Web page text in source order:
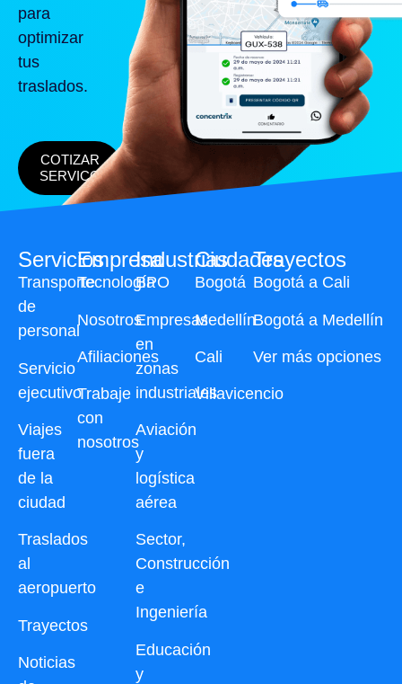
para
optimizar
tus
traslados.
COTIZAR
SERVICO
Servicios
Transporte
de
personal
Servicio
ejecutivo
Viajes
fuera
de la
ciudad
Traslados
al
aeropuerto
Trayectos
Noticias
Industrias
BPO
Empresas
en
zonas
industriales
Aviación
y
logística
aérea
Sector,
Construcción
e
Ingeniería
Educación
y
Ciudades
Bogotá
Medellín
Cali
Villavicencio
Trayectos
Bogotá a Cali
Bogotá a Medellín
Ver más opciones
Empresa
Tecnología
Nosotros
Afiliaciones
Trabaje
con
nosotros